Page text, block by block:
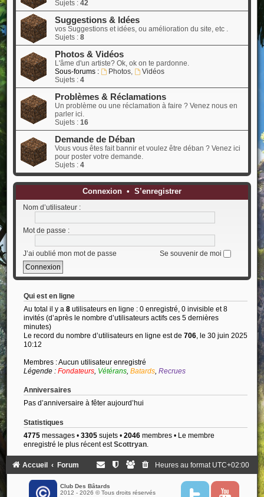
Sujets : 42
Suggestions & Idées
vos Suggestions et idées, ou amélioration du site, etc .
Sujets : 8
Photos & Vidéos
L'âme d'un artiste? Ok, ok on te pardonne.
Sous-forums :
Photos,
Vidéos
Sujets : 4
Problèmes & Réclamations
Un problème ou une réclamation à faire ? Venez nous en
parler ici.
Sujets : 16
Demande de Déban
Vous vous êtes fait bannir et voulez être déban ? Venez ici
pour poster votre demande.
Sujets : 4
Connexion• S’enregistrer
Nom d’utilisateur :
Mot de passe :
J’ai oublié mon mot de passe Se souvenir de moi
Qui est en ligne
Au total il y a 8utilisateurs en ligne : 0 enregistré, 0 invisible et 8
invités (d’après le nombre d’utilisateurs actifs ces 5 dernières
minutes)
Le record du nombre d’utilisateurs en ligne est de 706, le 30 juin 2025
10:12
Membres : Aucun utilisateur enregistré
Légende : Fondateurs, Vétérans, Batards, Recrues
Anniversaires
Pas d’anniversaire à fêter aujourd’hui
Statistiques
4775messages • 3305sujets • 2046membres • Le membre
enregistré le plus récent estScottryan.
Accueil Forum Heures au format UTC+02:00
Club Des Bâtards
2012 - 2026 © Tous droits réservés